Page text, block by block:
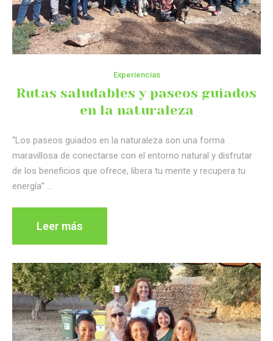
Experiencias
Rutas saludables y paseos guiados
en la naturaleza
“Los paseos guiados en la naturaleza son una forma
maravillosa de conectarse con el entorno natural y disfrutar
de los beneficios que ofrece, libera tu mente y recupera tu
energía” …
Leer más